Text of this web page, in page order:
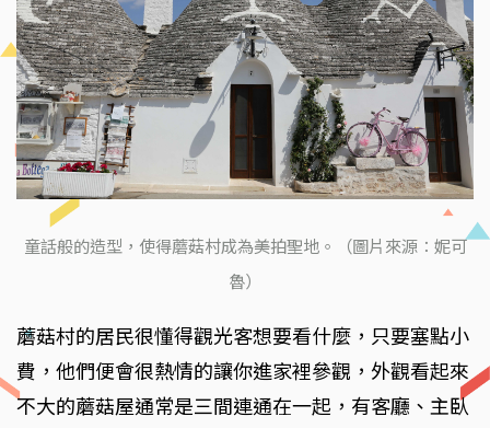
童話般的造型，使得蘑菇村成為美拍聖地。（圖片來源：妮可
魯）
蘑菇村的居民很懂得觀光客想要看什麼，只要塞點小
費，他們便會很熱情的讓你進家裡參觀，外觀看起來
不大的蘑菇屋通常是三間連通在一起，有客廳、主臥